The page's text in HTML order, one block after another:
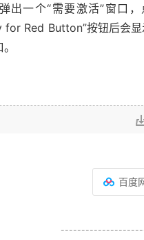
出一个“需要激活”窗口
Red Button”按钮后会显
百度